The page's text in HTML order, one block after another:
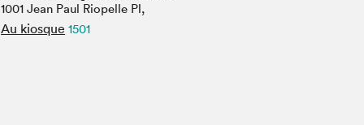
1001 Jean Paul Riopelle Pl,
Au kiosque 1501